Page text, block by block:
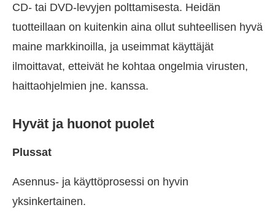
CD- tai DVD-levyjen polttamisesta. Heidän
tuotteillaan on kuitenkin aina ollut suhteellisen hyvä
maine markkinoilla, ja useimmat käyttäjät
ilmoittavat, etteivät he kohtaa ongelmia virusten,
haittaohjelmien jne. kanssa.
Hyvät ja huonot puolet
Plussat
Asennus- ja käyttöprosessi on hyvin
yksinkertainen.